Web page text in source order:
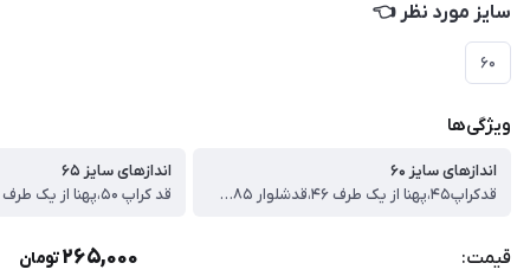
سایز مورد نظر 👈
۶۰
ویژگی‌ها
اندازهای سایز ۶۰
قدکراپ۴۵،پهنا از یک طرف ۴۶،قدشلوار ۸۵،عرض ران از یک طرف ۲۶
اندازهای سایز ۶۵
قیمت: 265,000تومان